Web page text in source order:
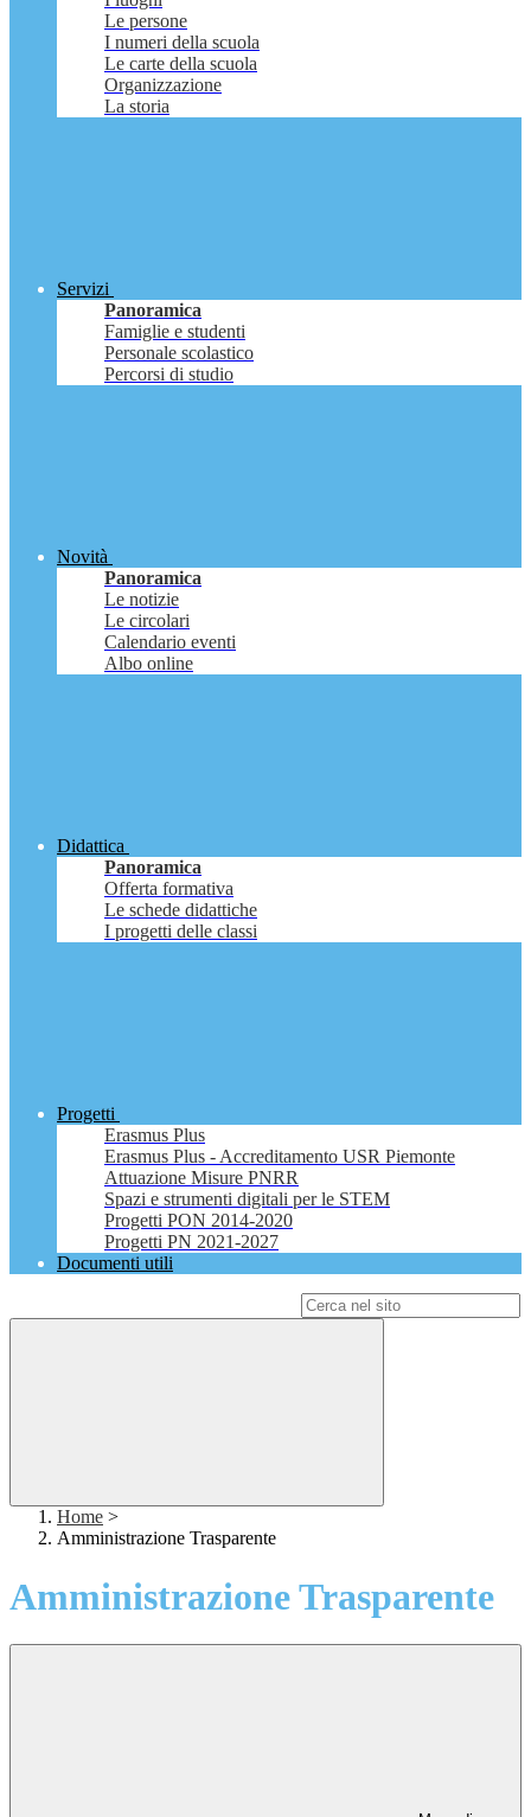
Le persone
I numeri della scuola
Le carte della scuola
Organizzazione
La storia
Servizi
Panoramica
Famiglie e studenti
Personale scolastico
Percorsi di studio
Novità
Panoramica
Le notizie
Le circolari
Calendario eventi
Albo online
Didattica
Panoramica
Offerta formativa
Le schede didattiche
I progetti delle classi
Progetti
Erasmus Plus
Erasmus Plus - Accreditamento USR Piemonte
Attuazione Misure PNRR
Spazi e strumenti digitali per le STEM
Progetti PON 2014-2020
Progetti PN 2021-2027
Documenti utili
Home >
Amministrazione Trasparente
Amministrazione Trasparente